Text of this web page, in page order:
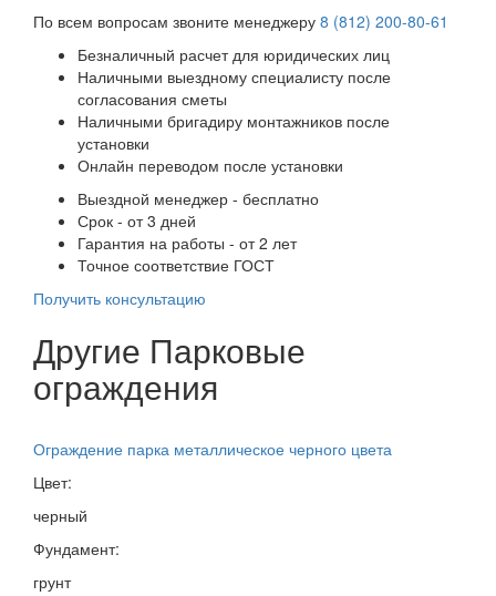
По всем вопросам звоните менеджеру 8 (812) 200-80-61
Безналичный расчет для юридических лиц
Наличными выездному специалисту после
согласования сметы
Наличными бригадиру монтажников после
установки
Онлайн переводом после установки
Выездной менеджер - бесплатно
Срок - от 3 дней
Гарантия на работы - от 2 лет
Точное соответствие ГОСТ
Получить консультацию
Другие Парковые
ограждения
Ограждение парка металлическое черного цвета
Цвет:
черный
Фундамент:
грунт